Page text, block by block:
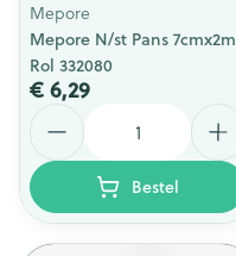
Mepore
Mepore N/st Pans 7cmx2m
Rol 332080
€ 6,29
Bestel